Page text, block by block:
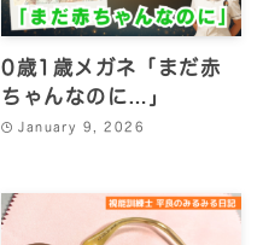
0歳1歳メガネ「まだ赤
ちゃんなのに…」
January 9, 2026